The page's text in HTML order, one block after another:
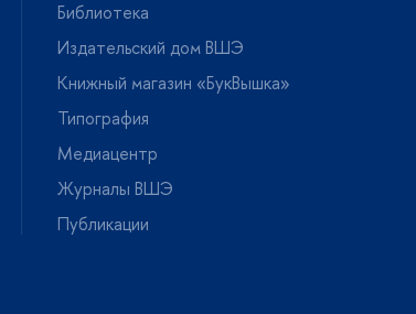
Библиотека
Издательский дом ВШЭ
Книжный магазин «БукВышка»
Типография
Медиацентр
Журналы ВШЭ
Публикации